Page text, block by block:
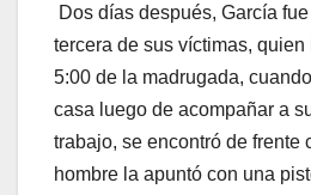
Dos días después, García
tercera de sus víctimas,
5:00 de la madrugada,
casa luego de acompañar a
trabajo, se encontró de frente
hombre la apuntó con una